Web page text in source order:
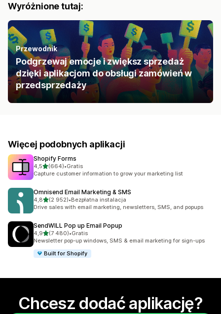
Wyróżnione tutaj:
Przewodnik
Podgrzewaj emocje i zwiększ sprzedaż
dzięki aplikacjom do obsługi zamówień w
przedsprzedaży
Więcej podobnych aplikacji
Shopify Forms
4,5na 5 gwiazdek
(664)
Łączna liczba recenzji: 664
•Gratis
Capture customer information to grow your marketing list
Omnisend Email Marketing & SMS
4,8na 5 gwiazdek
(2 952)
Łączna liczba recenzji: 2952
•Bezpłatna instalacja
Drive sales with email marketing, newsletters, SMS, and popups
SendWILL Pop up Email Popup
4,9na 5 gwiazdek
(7 480)
Łączna liczba recenzji: 7480
•Gratis
Newsletter pop-up windows, SMS & email marketing for sign-ups
Built for Shopify
Chcesz dodać aplikację?